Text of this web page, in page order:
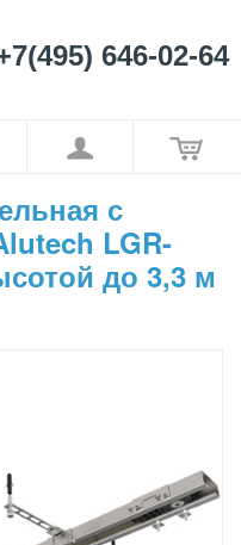
646-02-64
с
LGR-
до 3,3 м